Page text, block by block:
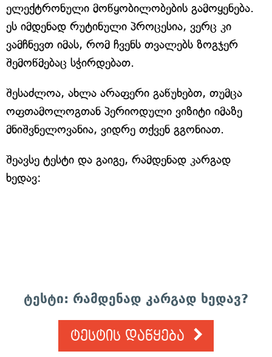
ელექტრონული მოწყობილობების გამოყენება.
ეს იმდენად რუტინული პროცესია, ვერც კი
ვამჩნევთ იმას, რომ ჩვენს თვალებს ზოგჯერ
შემოწმებაც სჭირდებათ.
შესაძლოა, ახლა არაფერი გაწუხებთ, თუმცა
ოფთამოლოგთან პერიოდული ვიზიტი იმაზე
მნიშვნელოვანია, ვიდრე თქვენ გგონიათ.
შეავსე ტესტი და გაიგე, რამდენად კარგად
ხედავ:
ტესტი: რამდენად კარგად ხედავ?
ტესტის დაწყება